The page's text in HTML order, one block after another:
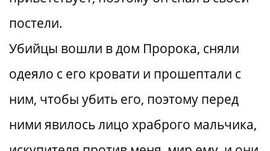
постели.
Убийцы вошли в дом Пророка, сняли
одеяло с его кровати и прошептали с
ним, чтобы убить его, поэтому перед
ними явилось лицо храброго мальчика,